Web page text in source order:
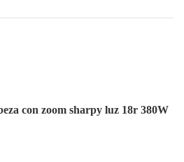
con zoom sharpy luz 18r 380W